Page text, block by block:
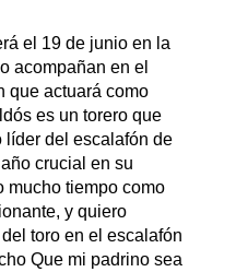
el 19 de junio en la
acompañan en el
que actuará como
es un torero que
líder del escalafón de
crucial en su
mucho tiempo como
y quiero
toro en el escalafón
Que mi padrino sea